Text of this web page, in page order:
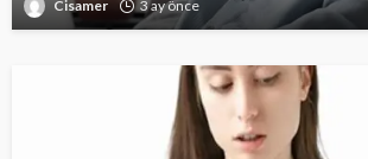
Cisamer 3 ay önce